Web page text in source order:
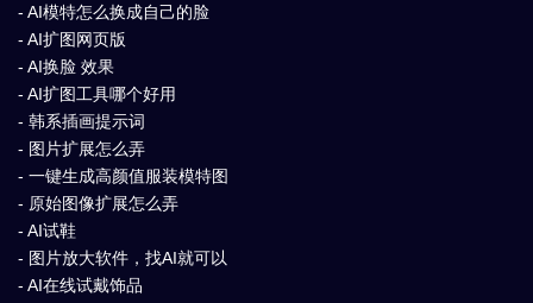
- AI模特怎么换成自己的脸
- AI扩图网页版
- AI换脸 效果
- AI扩图工具哪个好用
- 韩系插画提示词
- 图片扩展怎么弄
- 一键生成高颜值服装模特图
- 原始图像扩展怎么弄
- AI试鞋
- 图片放大软件，找AI就可以
- AI在线试戴饰品